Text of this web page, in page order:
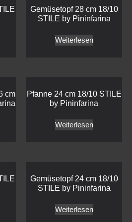
Gemüsetopf 28 cm 18/10
STILE by Pininfarina
Weiterlesen
cm
Pfanne 24 cm 18/10 STILE
by Pininfarina
Weiterlesen
Gemüsetopf 24 cm 18/10
STILE by Pininfarina
Weiterlesen